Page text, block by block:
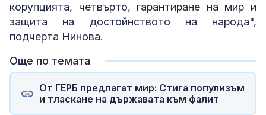
корупцията, четвърто, гарантиране на мир и
защита на достойнството на народа",
подчерта Нинова.
Още по темата
От ГЕРБ предлагат мир: Стига популизъм
и тласкане на държавата към фалит